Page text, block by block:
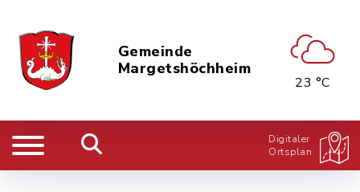
Gemeinde
Margetshöchheim
23 °C
Digitaler
Ortsplan